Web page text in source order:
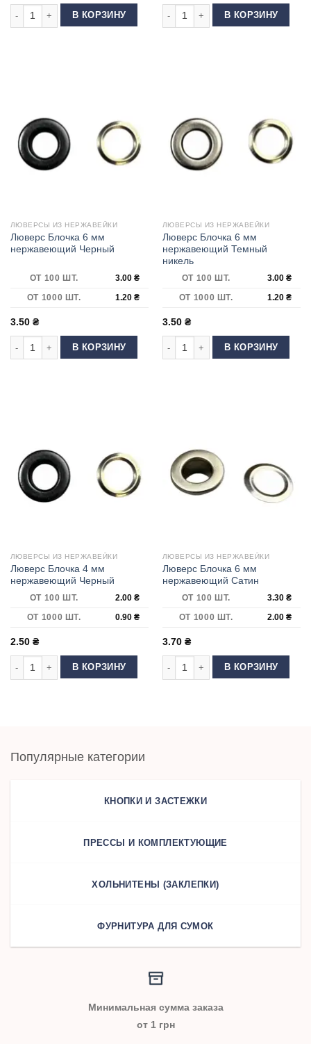
Количество товара Люверс Блочка 6 мм нержавеющий Никель
В КОРЗИНУ
Количество товара Люверс
В КОРЗИНУ
ЛЮВЕРСЫ ИЗ НЕРЖАВЕЙКИ
Люверс Блочка 6 мм
нержавеющий Черный
ОТ 100 ШТ. 3.00 ₴
ОТ 1000 ШТ.
1.20 ₴
3.50 ₴
Количество товара Люверс Блочка 6 мм нержавеющий Черный
В КОРЗИНУ
ЛЮВЕРСЫ ИЗ НЕРЖАВЕЙКИ
Люверс Блочка 6 мм
нержавеющий Темный
никель
ОТ 100 ШТ. 3.00 ₴
ОТ 1000 ШТ.
1.20 ₴
3.50 ₴
Количество товара Люверс
В КОРЗИНУ
ЛЮВЕРСЫ ИЗ НЕРЖАВЕЙКИ
Люверс Блочка 4 мм
нержавеющий Черный
ОТ 100 ШТ. 2.00 ₴
ОТ 1000 ШТ.
0.90 ₴
2.50 ₴
Количество товара Люверс Блочка 4 мм нержавеющий Черный
В КОРЗИНУ
ЛЮВЕРСЫ ИЗ НЕРЖАВЕЙКИ
Люверс Блочка 6 мм
нержавеющий Сатин
ОТ 100 ШТ. 3.30 ₴
ОТ 1000 ШТ.
2.00 ₴
3.70 ₴
Количество товара Люверс
В КОРЗИНУ
Популярные категории
КНОПКИ И ЗАСТЕЖКИ
ПРЕССЫ И КОМПЛЕКТУЮЩИЕ
ХОЛЬНИТЕНЫ (ЗАКЛЕПКИ)
ФУРНИТУРА ДЛЯ СУМОК
Минимальная сумма заказа
от 1 грн